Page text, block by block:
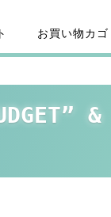
お買い物カゴ
&